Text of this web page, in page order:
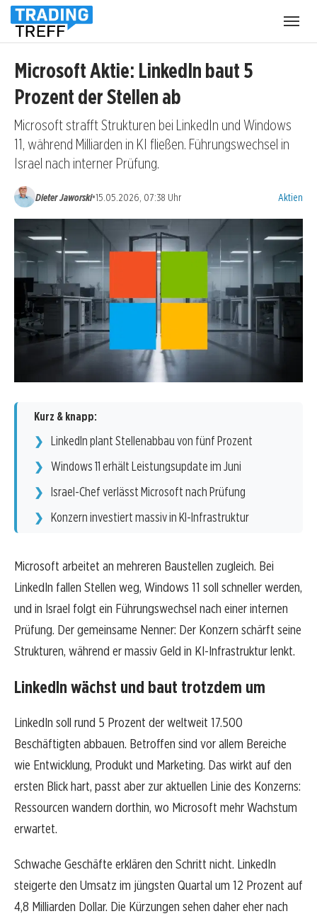
Microsoft Aktie: LinkedIn baut 5
Prozent der Stellen ab
Microsoft strafft Strukturen bei LinkedIn und Windows
11, während Milliarden in KI fließen. Führungswechsel in
Israel nach interner Prüfung.
Dieter Jaworski•15.05.2026, 07:38 Uhr Aktien
Kurz & knapp:
LinkedIn plant Stellenabbau von fünf Prozent
Windows 11 erhält Leistungsupdate im Juni
Israel-Chef verlässt Microsoft nach Prüfung
Konzern investiert massiv in KI-Infrastruktur
Microsoft arbeitet an mehreren Baustellen zugleich. Bei
LinkedIn fallen Stellen weg, Windows 11 soll schneller werden,
und in Israel folgt ein Führungswechsel nach einer internen
Prüfung. Der gemeinsame Nenner: Der Konzern schärft seine
Strukturen, während er massiv Geld in KI-Infrastruktur lenkt.
LinkedIn wächst und baut trotzdem um
LinkedIn soll rund 5 Prozent der weltweit 17.500
Beschäftigten abbauen. Betroffen sind vor allem Bereiche
wie Entwicklung, Produkt und Marketing. Das wirkt auf den
ersten Blick hart, passt aber zur aktuellen Linie des Konzerns:
Ressourcen wandern dorthin, wo Microsoft mehr Wachstum
erwartet.
Schwache Geschäfte erklären den Schritt nicht. LinkedIn
steigerte den Umsatz im jüngsten Quartal um 12 Prozent auf
4,8 Milliarden Dollar. Die Kürzungen sehen daher eher nach